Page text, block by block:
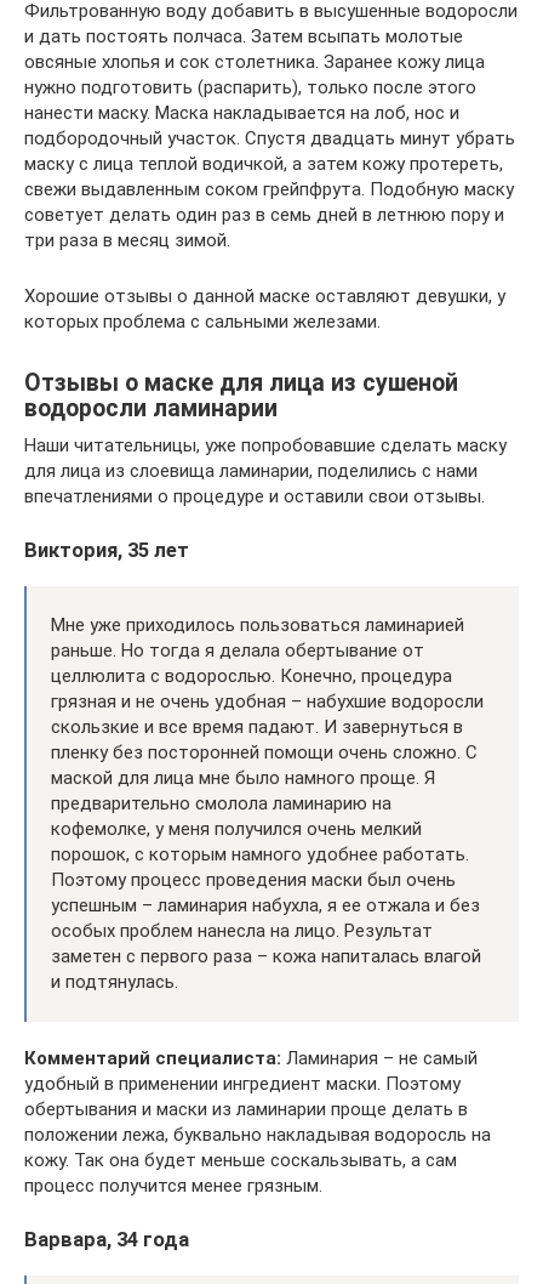
Фильтрованную воду добавить в высушенные водоросли
и дать постоять полчаса. Затем всыпать молотые
овсяные хлопья и сок столетника. Заранее кожу лица
нужно подготовить (распарить), только после этого
нанести маску. Маска накладывается на лоб, нос и
подбородочный участок. Спустя двадцать минут убрать
маску с лица теплой водичкой, а затем кожу протереть,
свежи выдавленным соком грейпфрута. Подобную маску
советует делать один раз в семь дней в летнюю пору и
три раза в месяц зимой.
Хорошие отзывы о данной маске оставляют девушки, у
которых проблема с сальными железами.
Отзывы о маске для лица из сушеной
водоросли ламинарии
Наши читательницы, уже попробовавшие сделать маску
для лица из слоевища ламинарии, поделились с нами
впечатлениями о процедуре и оставили свои отзывы.
Виктория, 35 лет
Мне уже приходилось пользоваться ламинарией
раньше. Но тогда я делала обертывание от
целлюлита с водорослью. Конечно, процедура
грязная и не очень удобная – набухшие водоросли
скользкие и все время падают. И завернуться в
пленку без посторонней помощи очень сложно. С
маской для лица мне было намного проще. Я
предварительно смолола ламинарию на
кофемолке, у меня получился очень мелкий
порошок, с которым намного удобнее работать.
Поэтому процесс проведения маски был очень
успешным – ламинария набухла, я ее отжала и без
особых проблем нанесла на лицо. Результат
заметен с первого раза – кожа напиталась влагой
и подтянулась.
Комментарий специалиста: Ламинария – не самый
удобный в применении ингредиент маски. Поэтому
обертывания и маски из ламинарии проще делать в
положении лежа, буквально накладывая водоросль на
кожу. Так она будет меньше соскальзывать, а сам
процесс получится менее грязным.
Варвара, 34 года